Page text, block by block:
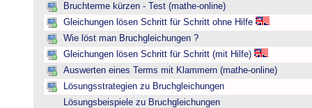
Bruchterme kürzen - Test (mathe-online)
Gleichungen lösen Schritt für Schritt ohne Hilfe
Wie löst man Bruchgleichungen ?
Gleichungen lösen Schritt für Schritt (mit Hilfe)
Auswerten eines Terms mit Klammern (mathe-online)
Lösungsstrategien zu Bruchgleichungen
Lösungsbeispiele zu Bruchgleichungen